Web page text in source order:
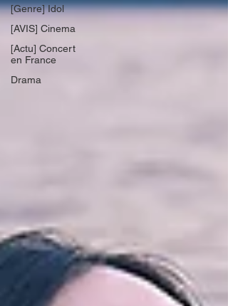
[Genre] Idol
[AVIS] Cinema
[Actu] Concert
en France
Drama